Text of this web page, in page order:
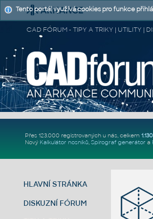
CAD FÓRUM - TIPY A TRIKY | UTILITY |
Přes 123.000 registrovaných u nás, celkem
Nový Kalkulátor nosníků, Spirograf generátor a
HLAVNÍ STRÁNKA
DISKUZNÍ FÓRUM
Tento portál využívá cookies pro funkce